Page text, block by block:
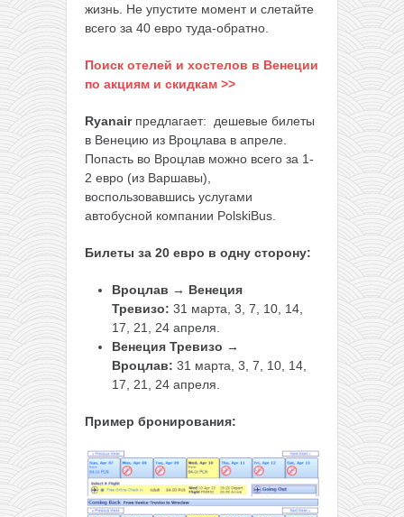
жизнь. Не упустите момент и слетайте
всего за 40 евро туда-обратно.
Поиск отелей и хостелов в Венеции
по акциям и скидкам >>
Ryanairпредлагает: дешевые билеты
в Венецию из Вроцлава в апреле.
Попасть во Вроцлав можно всего за 1-
2 евро (из Варшавы),
воспользовавшись услугами
автобусной компании PolskiBus.
Билеты за 20 евро в одну сторону:
Вроцлав → Венеция
Тревизо: 31 марта, 3, 7, 10, 14,
17, 21, 24 апреля.
Венеция Тревизо →
Вроцлав: 31 марта, 3, 7, 10, 14,
17, 21, 24 апреля.
Пример бронирования: